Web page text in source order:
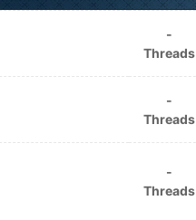
-
Threads
-
Threads
-
Threads